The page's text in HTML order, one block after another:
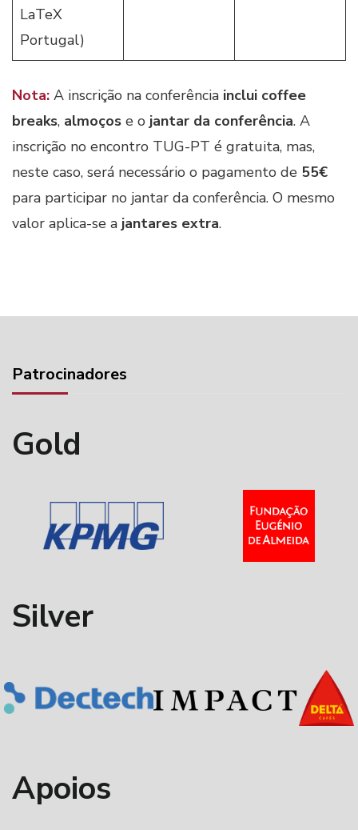
LaTeX
Portugal)
Nota: A inscrição na conferência inclui coffee
breaks, almoços e o jantar da conferência. A
inscrição no encontro TUG-PT é gratuita, mas,
neste caso, será necessário o pagamento de 55€
para participar no jantar da conferência. O mesmo
valor aplica-se a jantares extra.
Patrocinadores
Gold
Silver
Apoios